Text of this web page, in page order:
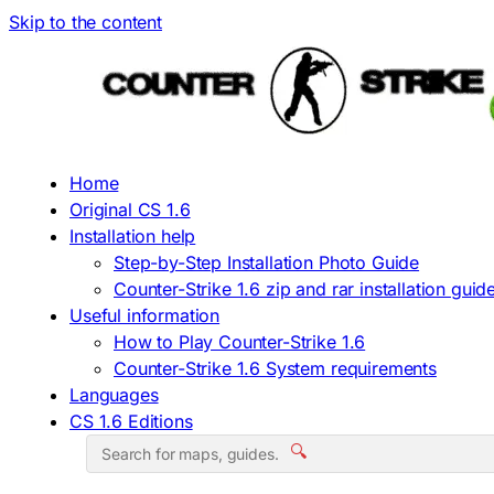
Skip to the content
Home
Original CS 1.6
Installation help
Step-by-Step Installation Photo Guide
Counter-Strike 1.6 zip and rar installation
Useful information
How to Play Counter-Strike 1.6
Counter-Strike 1.6 System requirements
Languages
CS 1.6 Editions
🔍